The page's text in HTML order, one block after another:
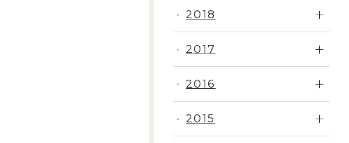
・ 2015
・ 2016
・ 2017
・ 2018